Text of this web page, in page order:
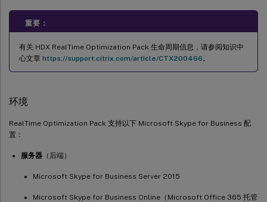
重要：
有关 HDX RealTime Optimization Pack 生命周期信息，请参阅知识中
心文章 https://support.citrix.com/article/CTX200466 。
环境
RealTime Optimization Pack 支持以下 Microsoft Skype for Business 配
置：
服务器 （后端）
Microsoft Skype for Business Server 2015
Microsoft Skype for Business Online（Microsoft Office 365 托管